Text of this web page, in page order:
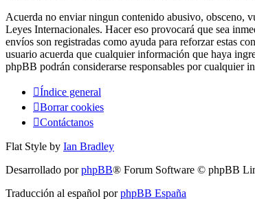
Acuerda no enviar ningun contenido abusivo, obsceno,
Leyes Internacionales. Hacer eso provocará que sea
envíos son registradas como ayuda para reforzar estas
usuario acuerda que cualquier información que haya
phpBB podrán considerarse responsables por cualquier
Índice general
Borrar cookies
Contáctanos
Flat Style by Ian Bradley
Desarrollado porphpBB® Forum Software © phpBB
Traducción al español porphpBB España